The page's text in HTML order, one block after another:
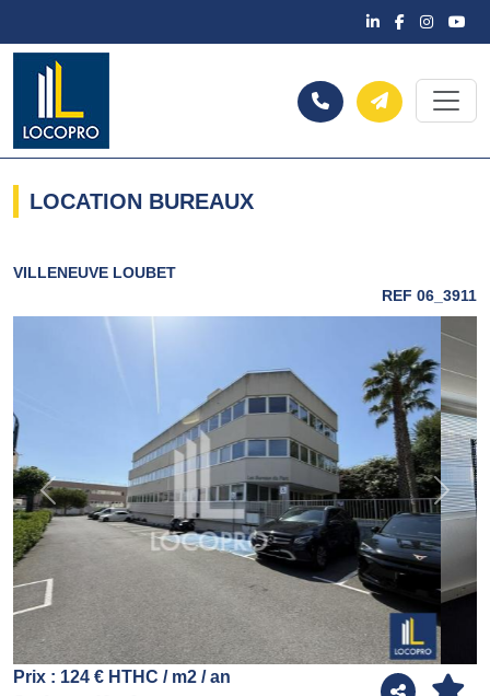
LOCATION BUREAUX
VILLENEUVE LOUBET
REF 06_3911
Previous Next
Prix : 124 € HTHC / m2 / an